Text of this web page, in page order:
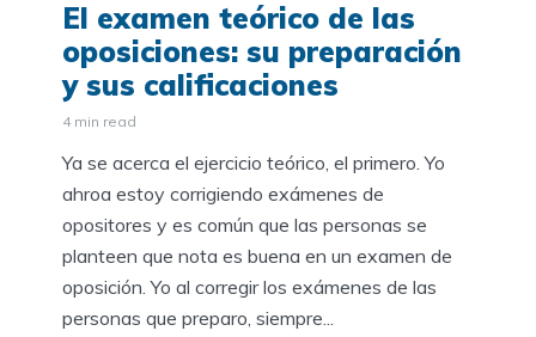
El examen teórico de las
oposiciones: su preparación
y sus calificaciones
4 min read
Ya se acerca el ejercicio teórico, el primero. Yo
ahroa estoy corrigiendo exámenes de
opositores y es común que las personas se
planteen que nota es buena en un examen de
oposición. Yo al corregir los exámenes de las
personas que preparo, siempre...